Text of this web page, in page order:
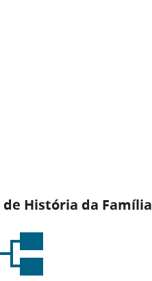
de História da Família